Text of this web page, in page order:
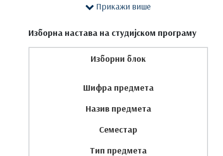
Часови активне наставе
Остали часови
ЕСПБ
Прикажи више
Изборна настава на студијском програму
Изборни блок
Шифра предмета
Назив предмета
Семестар
Тип предмета